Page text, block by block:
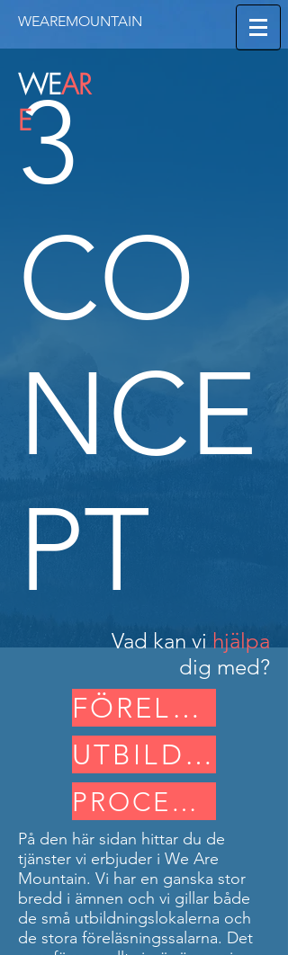
WEAREMOUNTAIN
Vad kanvihjälpa
dig med?
På den här sidan hittar du de
tjänster vi erbjuder i We Are
Mountain. Vi har en ganska stor
bredd i ämnen och vi gillar både
de små utbildningslokalerna och
de stora föreläsningssalarna. Det
3
CO
NCE
PT
WEAR
E
FÖRELÄSNING
UTBILDNING
PROCESSLEDNING